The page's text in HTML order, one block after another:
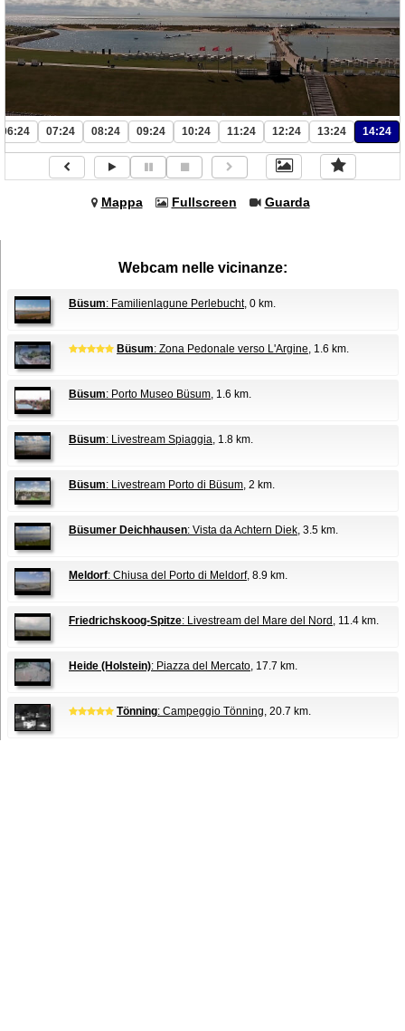
06:24 07:24 08:24 09:24 10:24 11:24 12:24 13:24 14:24
Mappa Fullscreen Guarda
Webcam nelle vicinanze:
Büsum: Familienlagune Perlebucht, 0 km.
Büsum: Zona Pedonale verso L'Argine, 1.6 km.
Büsum: Porto Museo Büsum, 1.6 km.
Büsum: Livestream Spiaggia, 1.8 km.
Büsum: Livestream Porto di Büsum, 2 km.
Büsumer Deichhausen: Vista da Achtern Diek, 3.5 km.
Meldorf: Chiusa del Porto di Meldorf, 8.9 km.
Friedrichskoog-Spitze: Livestream del Mare del Nord , 11.4 km.
Heide (Holstein): Piazza del Mercato, 17.7 km.
Tönning: Campeggio Tönning, 20.7 km.